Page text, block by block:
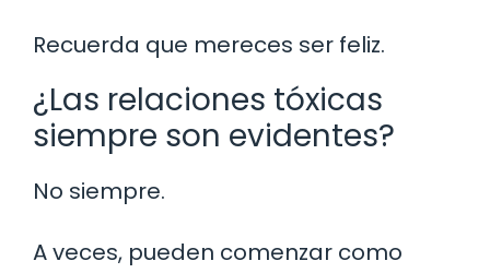
Recuerda que mereces ser feliz.
¿Las relaciones tóxicas
siempre son evidentes?
No siempre.
A veces, pueden comenzar como